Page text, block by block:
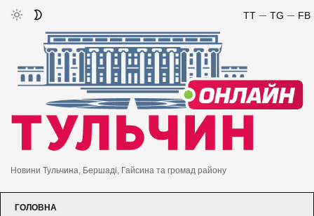
FB
TG
TT
Новини Тульчина, Бершаді, Гайсина та громад району
ГОЛОВНА